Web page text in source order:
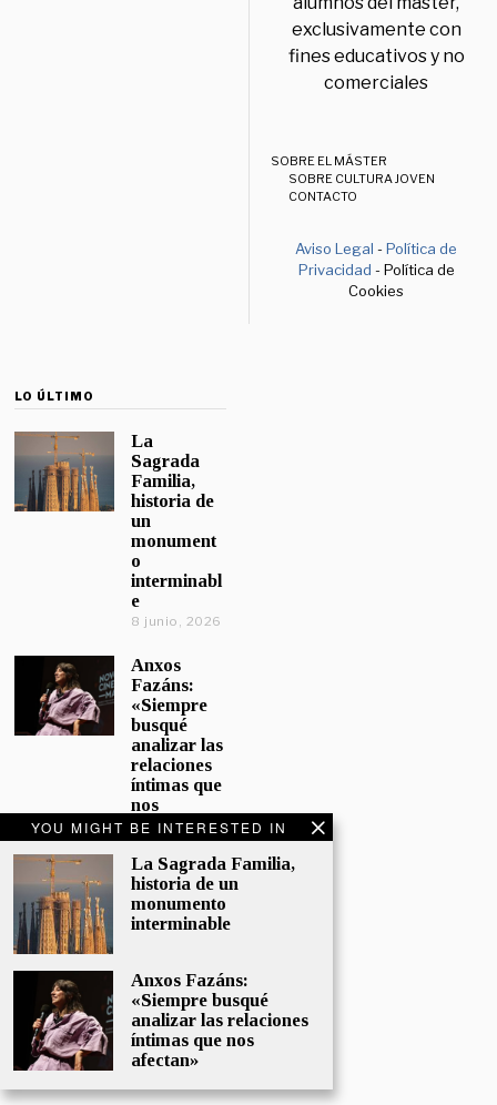
YOU MIGHT BE INTERESTED IN
La Sagrada Familia,
historia de un
monumento
interminable
Anxos Fazáns:
«Siempre busqué
analizar las relaciones
íntimas que nos
afectan»
exclusivamente con
fines educativos y no
comerciales
SOBRE EL MÁSTER
SOBRE CULTURA JOVEN
CONTACTO
Aviso Legal -Política de
Privacidad - Política de
Cookies
LO ÚLTIMO
La
Sagrada
Familia,
historia de
un
monument
o
interminabl
e
8 junio, 2026
Anxos
Fazáns:
«Siempre
busqué
analizar las
relaciones
íntimas que
nos
afectan»
5 junio, 2026
El hijo de la
cómica, el
homenaje
Sacristán a
Fernán
Gómez
28 mayo,
2026